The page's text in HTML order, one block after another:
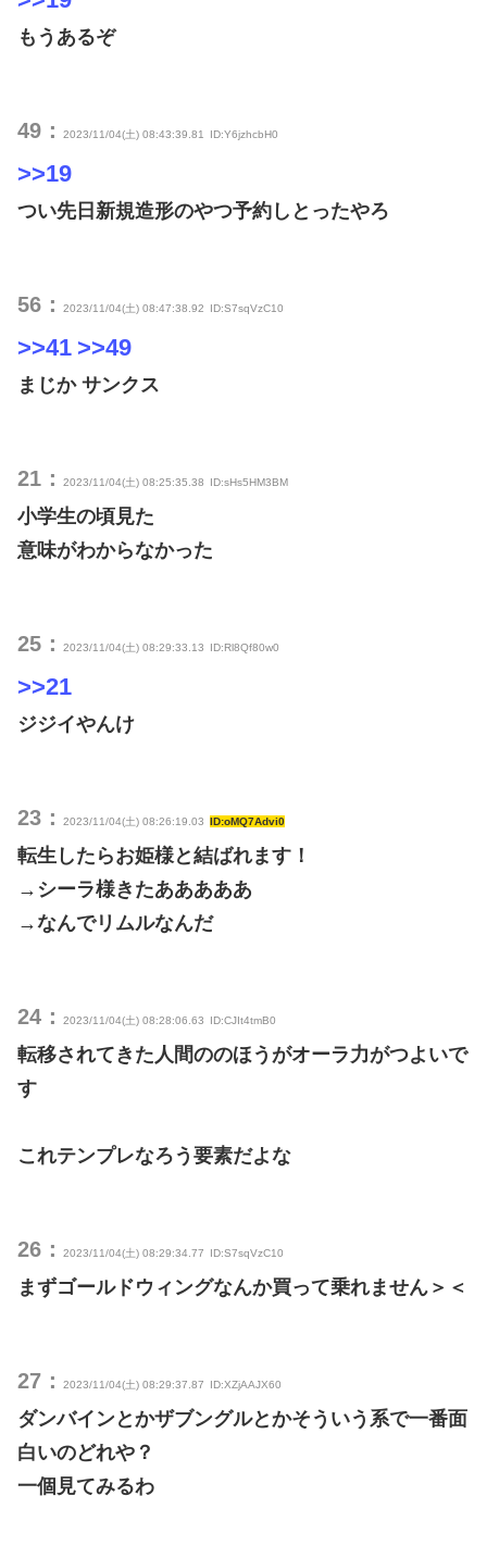
もうあるぞ
49： 2023/11/04(土) 08:43:39.81 ID:Y6jzhcbH0
>>19
つい先日新規造形のやつ予約しとったやろ
56： 2023/11/04(土) 08:47:38.92 ID:S7sqVzC10
>>41 >>49
まじか サンクス
21： 2023/11/04(土) 08:25:35.38 ID:sHs5HM3BM
小学生の頃見た
意味がわからなかった
25： 2023/11/04(土) 08:29:33.13 ID:Rl8Qf80w0
>>21
ジジイやんけ
23： 2023/11/04(土) 08:26:19.03 ID:oMQ7Advi0
転生したらお姫様と結ばれます！
→シーラ様きたあああああ
→なんでリムルなんだ
24： 2023/11/04(土) 08:28:06.63 ID:CJIt4tmB0
転移されてきた人間ののほうがオーラ力がつよいで
す
これテンプレなろう要素だよな
26： 2023/11/04(土) 08:29:34.77 ID:S7sqVzC10
まずゴールドウィングなんか買って乗れません＞＜
27： 2023/11/04(土) 08:29:37.87 ID:XZjAAJX60
ダンバインとかザブングルとかそういう系で一番面
白いのどれや？
一個見てみるわ